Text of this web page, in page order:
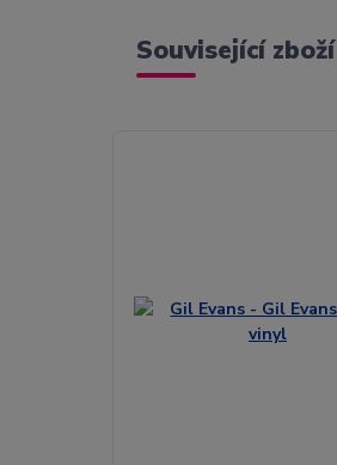
Související zboží